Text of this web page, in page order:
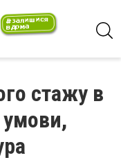
стажу в
умови,